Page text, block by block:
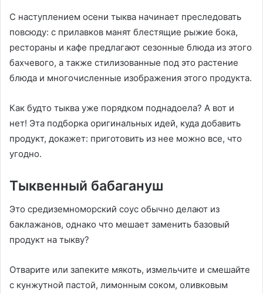
С наступлением осени тыква начинает преследовать
повсюду: с прилавков манят блестящие рыжие бока,
рестораны и кафе предлагают сезонные блюда из этого
бахчевого, а также стилизованные под это растение
блюда и многочисленные изображения этого продукта.
Как будто тыква уже порядком поднадоела? А вот и
нет! Эта подборка оригинальных идей, куда добавить
продукт, докажет: приготовить из нее можно все, что
угодно.
Тыквенный бабагануш
Это средиземноморский соус обычно делают из
баклажанов, однако что мешает заменить базовый
продукт на тыкву?
Отварите или запеките мякоть, измельчите и смешайте
с кунжутной пастой, лимонным соком, оливковым